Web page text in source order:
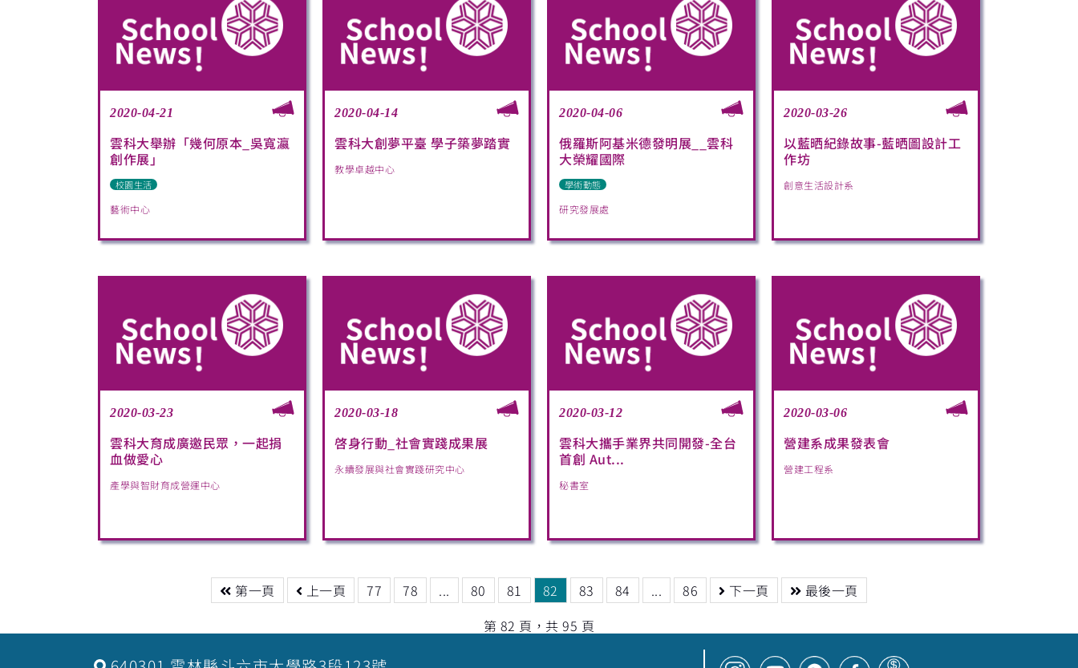
2020-04-21
雲科大舉辦「幾何原本_吳寬瀛
創作展」
校園生活
藝術中心
2020-04-14
雲科大創夢平臺 學子築夢踏實
教學卓越中心
2020-04-06
俄羅斯阿基米德發明展__雲科
大榮耀國際
學術動態
研究發展處
2020-03-26
以藍晒紀錄故事-藍晒圖設計工
作坊
創意生活設計系
2020-03-23
雲科大育成廣邀民眾，一起捐
血做愛心
產學與智財育成營運中心
2020-03-18
啓身行動_社會實踐成果展
永續發展與社會實踐研究中心
2020-03-12
雲科大攜手業界共同開發-全台
首創 Aut...
秘書室
2020-03-06
營建系成果發表會
營建工程系
第一頁 上一頁 77 78 ... 80 81 82 83 84 ... 86 下一頁
最後一頁
第 82 頁，共 95 頁